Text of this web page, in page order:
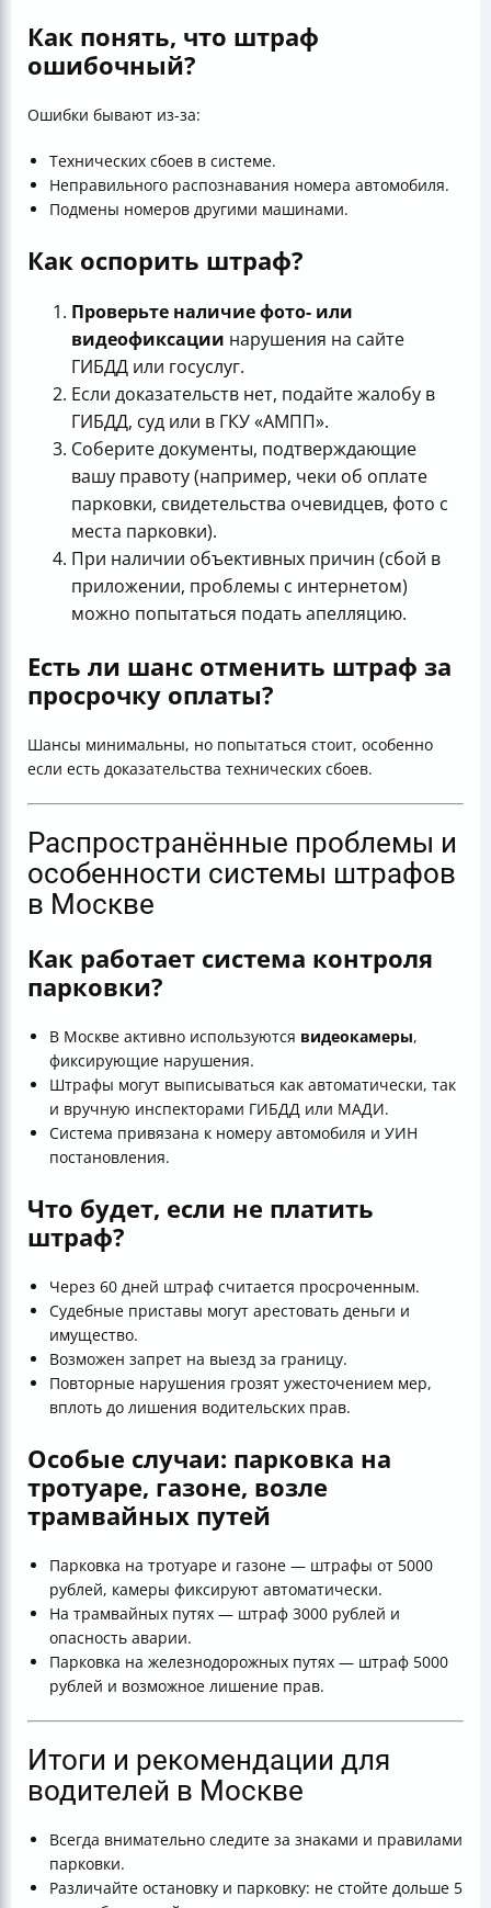
Как понять, что штраф
ошибочный?
Ошибки бывают из-за:
Технических сбоев в системе.
Неправильного распознавания номера автомобиля.
Подмены номеров другими машинами.
Как оспорить штраф?
Проверьте наличие фото- или
видеофиксации нарушения на сайте
ГИБДД или госуслуг.
Если доказательств нет, подайте жалобу в
ГИБДД, суд или в ГКУ «АМПП».
Соберите документы, подтверждающие
вашу правоту (например, чеки об оплате
парковки, свидетельства очевидцев, фото с
места парковки).
При наличии объективных причин (сбой в
приложении, проблемы с интернетом)
можно попытаться подать апелляцию.
Есть ли шанс отменить штраф за
просрочку оплаты?
Шансы минимальны, но попытаться стоит, особенно
если есть доказательства технических сбоев.
Распространённые проблемы и
особенности системы штрафов
в Москве
Как работает система контроля
парковки?
В Москве активно используются видеокамеры,
фиксирующие нарушения.
Штрафы могут выписываться как автоматически, так
и вручную инспекторами ГИБДД или МАДИ.
Система привязана к номеру автомобиля и УИН
постановления.
Что будет, если не платить
штраф?
Через 60 дней штраф считается просроченным.
Судебные приставы могут арестовать деньги и
имущество.
Возможен запрет на выезд за границу.
Повторные нарушения грозят ужесточением мер,
вплоть до лишения водительских прав.
Особые случаи: парковка на
тротуаре, газоне, возле
трамвайных путей
Парковка на тротуаре и газоне — штрафы от 5000
рублей, камеры фиксируют автоматически.
На трамвайных путях — штраф 3000 рублей и
опасность аварии.
Парковка на железнодорожных путях — штраф 5000
рублей и возможное лишение прав.
Итоги и рекомендации для
водителей в Москве
Всегда внимательно следите за знаками и правилами
парковки.
Различайте остановку и парковку: не стойте дольше 5